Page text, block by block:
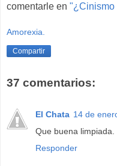
comentarle en "¿Cinismo
Amorexia.
Compartir
37 comentarios:
El Chata 14 de
Que buena
Responder